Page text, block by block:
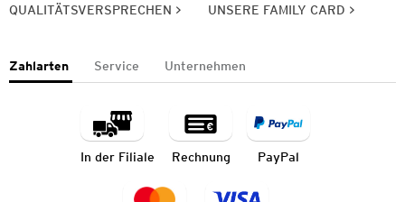
QUALITÄTSVERSPRECHEN UNSERE FAMILY CARD
Zahlarten Service Unternehmen
In der Filiale Rechnung PayPal